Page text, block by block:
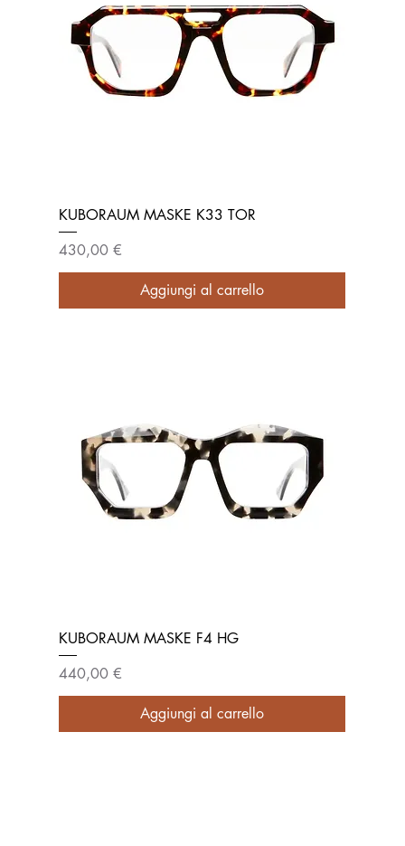
KUBORAUM MASKE K33 TOR
Prezzo
430,00 €
Aggiungi al carrello
KUBORAUM MASKE F4 HG
Prezzo
440,00 €
Aggiungi al carrello